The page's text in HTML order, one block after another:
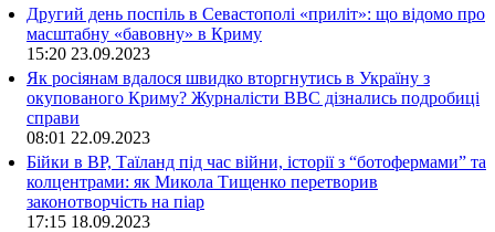
Другий день поспіль в Севастополі «приліт»: що відомо про
масштабну «бавовну» в Криму
15:20 23.09.2023
Як росіянам вдалося швидко вторгнутись в Україну з
окупованого Криму? Журналісти ВВС дізнались подробиці
справи
08:01 22.09.2023
Бійки в ВР, Таїланд під час війни, історії з “ботофермами” та
колцентрами: як Микола Тищенко перетворив
законотворчість на піар
17:15 18.09.2023